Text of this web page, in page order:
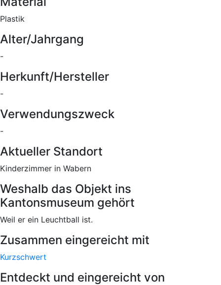
Plastik
Alter/Jahrgang
-
Herkunft/Hersteller
-
Verwendungszweck
-
Aktueller Standort
Kinderzimmer in Wabern
Weshalb das Objekt ins
Kantonsmuseum gehört
Weil er ein Leuchtball ist.
Zusammen eingereicht mit
Kurzschwert
Entdeckt und eingereicht von